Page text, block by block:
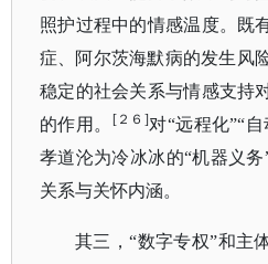
照护过程中的情感温度。既
症、阿尔茨海默病的发生风
稳定的社会关系与情感支持
的作用。
[２６]对“远程化”“
孝道沦为冷冰冰的“机器义
关系与关怀内涵。
其三，“数字专权”和主